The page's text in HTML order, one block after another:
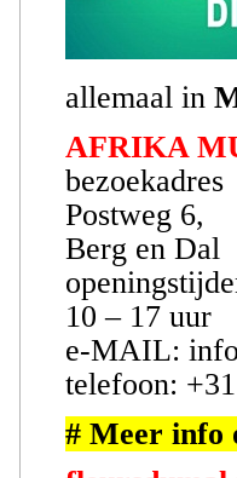
allemaal in
AFRIKA
bezoekadres
Postweg 6,
Berg en Dal
10 – 17 uur
e-MAIL:
telefoon:
# Meer info